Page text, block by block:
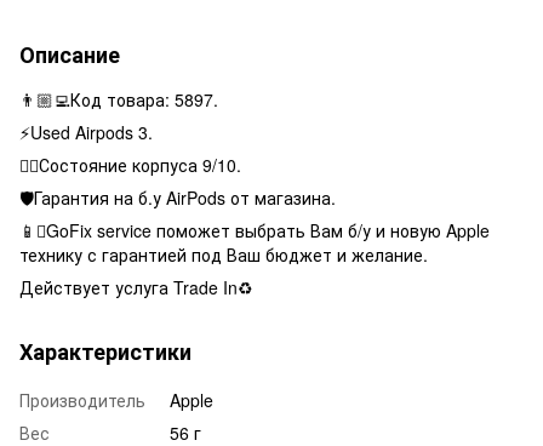
Описание
👨🏼‍💻Код товара: 5897.
⚡️Used Airpods 3.
👌🏻Состояние корпуса 9/10.
🛡Гарантия на б.у AirPods от магазина.
📱GoFix service поможет выбрать Вам б/у и новую Apple
технику с гарантией под Ваш бюджет и желание.
Действует услуга Trade In♻️
Характеристики
Производитель
Apple
Вес
56 г